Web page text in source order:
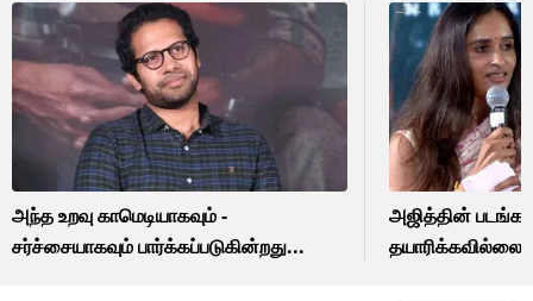
அந்த உறவு காமெடியாகவும் -
சர்ச்சையாகவும் பார்க்கப்படுகின்றது...
அஜித்தின்